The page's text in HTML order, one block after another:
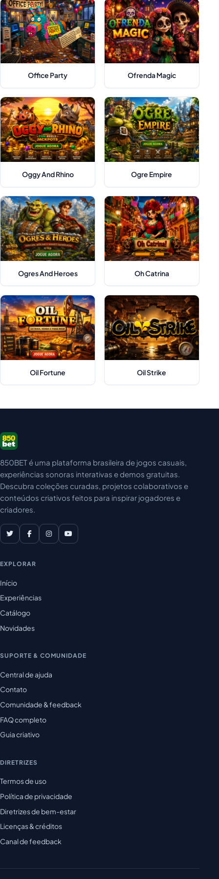
Office Party Ofrenda Magic
Oggy And Rhino Ogre Empire
Ogres And Heroes Oh Catrina
Oil Fortune Oil Strike
850BET é uma plataforma brasileira de jogos casuais,
experiências sonoras interativas e demos gratuitas.
Descubra coleções curadas, projetos colaborativos e
conteúdos criativos feitos para inspirar jogadores e
criadores.
EXPLORAR
Início
Experiências
Catálogo
Novidades
SUPORTE & COMUNIDADE
Central de ajuda
Contato
Comunidade & feedback
FAQ completo
Guia criativo
DIRETRIZES
Termos de uso
Política de privacidade
Diretrizes de bem-estar
Licenças & créditos
Canal de feedback